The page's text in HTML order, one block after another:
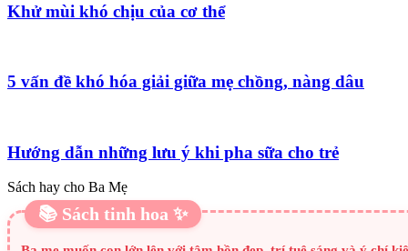
Khử mùi khó chịu của cơ thể
5 vấn đề khó hóa giải giữa mẹ chồng, nàng dâu
Hướng dẫn những lưu ý khi pha sữa cho trẻ
Sách hay cho Ba Mẹ
📚 Sách tinh hoa ✨